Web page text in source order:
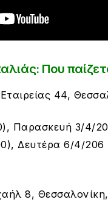
Που
44,
Παρασκευή 3/4/
Δευτέρα 6/4/206
8,